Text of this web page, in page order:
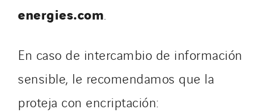
energies.com
En caso de intercambio de información
sensible, le recomendamos que la
proteja con encriptación:
GTIE Rennes
GTIE Tertiaire
Guy Chatel
Hooyberghs
I.C.Entreprises
I.F.A.T